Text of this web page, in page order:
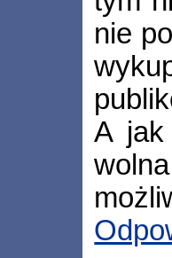
nie
A jak